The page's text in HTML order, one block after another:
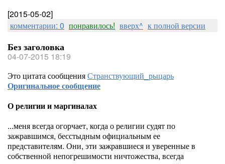
[2015-05-02]
комментарии: 0 понравилось! вверх^ к полной версии
Без заголовка
04-07-2015 18:19
Это цитата сообщенияСтранствующий_рыцарь
Оригинальное сообщение
О религии и маргиналах
...меня всегда огорчает, когда о религии судят по
зажравшимся, бесстыдным официальным ее
представителям. Они, эти зажравшиеся и уверенные в
собственной непогрешимости ничтожества, всегда